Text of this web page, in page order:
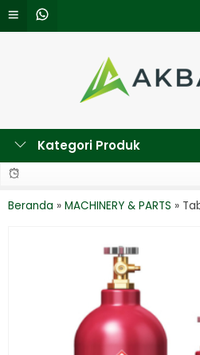
Kategori Produk
Beranda » MACHINERY & PARTS »